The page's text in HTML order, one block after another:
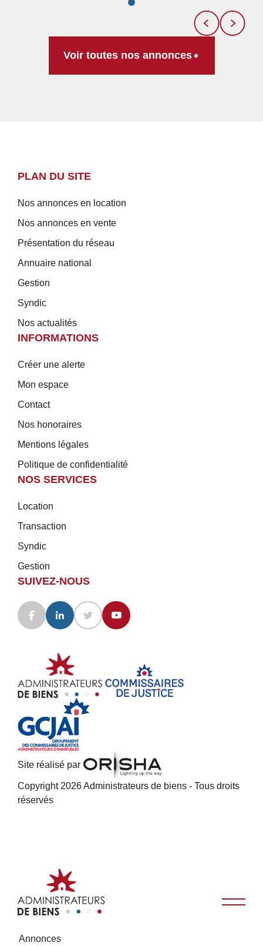
Voir toutes nos annonces
PLAN DU SITE
Nos annonces en location
Nos annonces en vente
Présentation du réseau
Annuaire national
Gestion
Syndic
Nos actualités
INFORMATIONS
Créer une alerte
Mon espace
Contact
Nos honoraires
Mentions légales
Politique de confidentialité
NOS SERVICES
Location
Transaction
Syndic
Gestion
SUIVEZ-NOUS
Site réalisé par
Copyright 2026 Administrateurs de biens - Tous droits
réservés
Annonces